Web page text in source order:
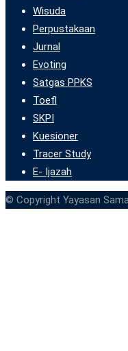
Wisuda
Perpustakaan
Jurnal
Evoting
Satgas PPKS
Toefl
SKPI
Kuesioner
Tracer Study
E- Ijazah
© Copyright Yayasan